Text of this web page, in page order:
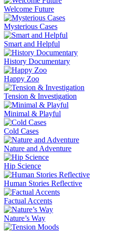
Welcome Future
Mysterious Cases
Smart and Helpful
History Documentary
Happy Zoo
Tension & Investigation
Minimal & Playful
Cold Cases
Nature and Adventure
Hip Science
Human Stories Reflective
Factual Accents
Nature’s Way